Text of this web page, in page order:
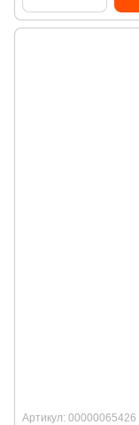
Артикул: 00000065426